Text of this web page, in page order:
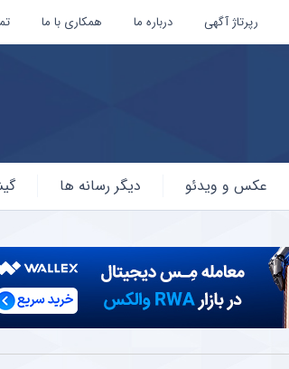
رپرتاژ آگهی درباره ما همکاری با ما
عکس و ویدئو دیگر رسانه ها